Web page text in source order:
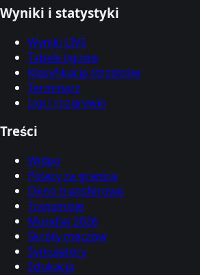
Wyniki i statystyki
Wyniki LIVE
Tabele ligowe
Klasyfikacja strzelców
Terminarz
Ligi i rozgrywki
Treści
Wideo
Polacy za granicą
Okno transferowe
Transmisje
Mundial 2026
Skróty meczów
Symulatory
Edukacja